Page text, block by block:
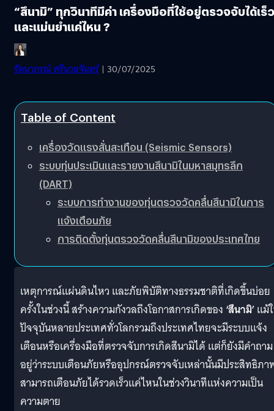
“สึนามิ” ทุกวินาทีมีค่า เครื่องมือที่ใช้อยู่ตรวจจับได้เร็ว
และแม่นยำแค่ไหน ?
รัตนาภรณ์ ศรีนวลจันทร์| 30/07/2025
Table of Content
เครื่องวัดแรงสั่นสะเทือน (Seismic Sensors)
ระบบทุ่นประเมินและรายงานสึนามิในมหาสมุทรลึก
(DART)
ระบบการทำงานของทุ่นตรวจวัดคลื่นสึนามิในการ
แจ้งเตือนภัย
การติดตั้งทุ่นตรวจวัดคลื่นสึนามิของประเทศไทย
เหตุการณ์แผ่นดินไหว และภัยพิบัติทางธรรมชาติที่เกิดขึ้นบ่อย
ครั้งในช่วงนี้ สร้างความกังวลถึงโอกาสการเกิดของ ‘สึนามิ’แม้
ปัจจุบันหลายประเทศทั่วโลกรวมถึงประเทศไทยจะมีระบบแจ้ง
เตือนหรือเครื่องมือที่ตรวจจับการเกิดสึนามิได้ แต่ก็ยังมีคำถาม
อยู่ว่าระบบเตือนภัยหรืออุปกรณ์ตรวจจับเหล่านั้นมีประสิทธิภา
สามารถเตือนภัยได้รวดเร็วแค่ไหนในช่วงวินาทีแห่งความเป็น
ความตาย